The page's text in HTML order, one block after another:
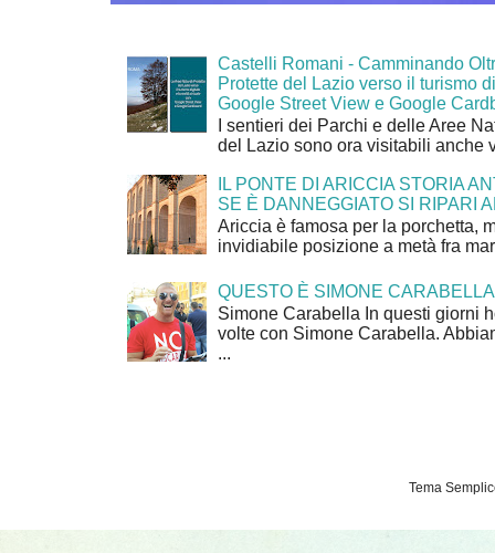
Castelli Romani - Camminando
Protette del Lazio verso il turismo
Google Street View e Google
I sentieri dei Parchi e delle Aree
del Lazio sono ora visitabili anche
IL PONTE DI ARICCIA STORIA
SE È DANNEGGIATO SI RIPARI
Ariccia è famosa per la porchetta,
invidiabile posizione a metà fra
QUESTO È SIMONE CARABELLA
Simone Carabella In questi giorni
volte con Simone Carabella.
...
Tema